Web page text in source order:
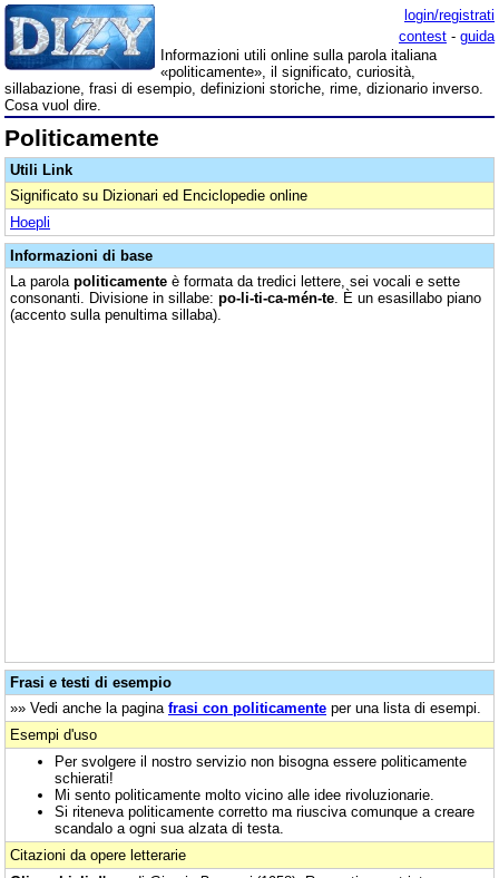
login/registrati
contest - guida
Informazioni utili online sulla parola italiana
«politicamente», il significato, curiosità,
sillabazione, frasi di esempio, definizioni storiche, rime, dizionario inverso.
Cosa vuol dire.
Politicamente
Utili Link
Significato su Dizionari ed Enciclopedie online
Hoepli
Informazioni di base
La parola politicamente è formata da tredici lettere, sei vocali e sette
consonanti. Divisione in sillabe: po-li-ti-ca-mén-te . È un esasillabo piano
(accento sulla penultima sillaba).
Frasi e testi di esempio
»» Vedi anche la pagina frasi con politicamente per una lista di esempi.
Esempi d'uso
Per svolgere il nostro servizio non bisogna essere politicamente
schierati!
Mi sento politicamente molto vicino alle idee rivoluzionarie.
Si riteneva politicamente corretto ma riusciva comunque a creare
scandalo a ogni sua alzata di testa.
Citazioni da opere letterarie